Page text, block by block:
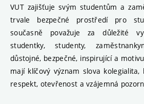
VUT zajišťuje svým studentům a
trvale bezpečné prostředí pro
současně považuje za důležité
studentky, studenty,
důstojné, bezpečné, inspirující a
mají klíčový význam slova kolegialita,
respekt, otevřenost a vzájemná